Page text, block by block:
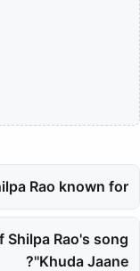
Rao known for?
is characterized by
blend various genres.
Rao's song
'Khuda Jaane'?